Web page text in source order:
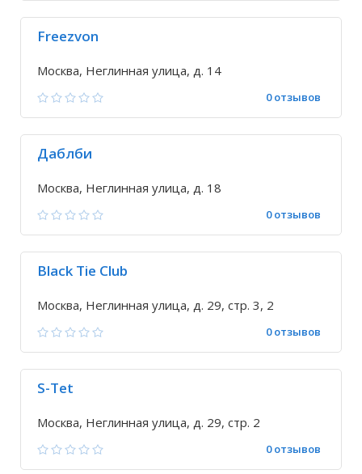
Freezvon
Москва, Неглинная улица, д. 14
0 отзывов
Даблби
Москва, Неглинная улица, д. 18
0 отзывов
Black Tie Club
Москва, Неглинная улица, д. 29, стр. 3, 2
0 отзывов
S-Tet
Москва, Неглинная улица, д. 29, стр. 2
0 отзывов